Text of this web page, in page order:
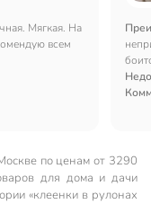
Мягкая. На
всем
по ценам от 3290
для дома и дачи
«клеенки в рулонах